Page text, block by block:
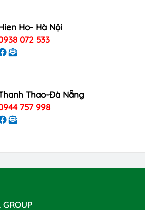
Ho- Hà Nội
072 533
Thao-Đà Nẵng
757 998